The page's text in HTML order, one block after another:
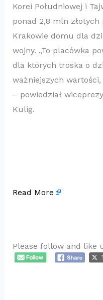
Korei Południowej i
ponad 2,8 mln złotych
Krakowie domu dla
wojny. „To placówka
dla których troska o
ważniejszych
– powiedział
Kulig.
Read More
Please follow and like